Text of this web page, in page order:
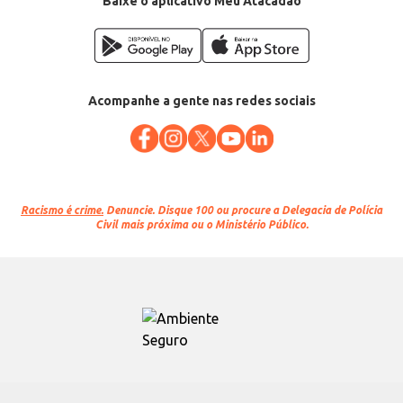
Acompanhe a gente nas redes sociais
Racismo é crime. Denuncie. Disque 100 ou procure a Delegacia de Polícia
Civil mais próxima ou o Ministério Público.